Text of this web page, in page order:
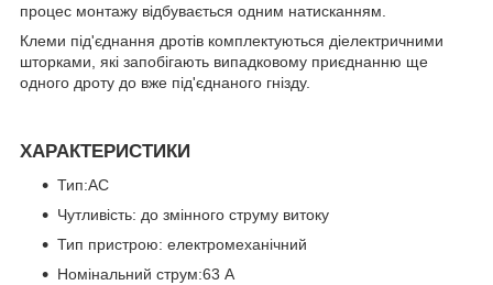
процес монтажу відбувається одним натисканням.
Клеми під'єднання дротів комплектуються діелектричними
шторками, які запобігають випадковому приєднанню ще
одного дроту до вже під'єднаного гнізду.
ХАРАКТЕРИСТИКИ
Тип:AC
Чутливість: до змінного струму витоку
Тип пристрою: електромеханічний
Номінальний струм:63 A